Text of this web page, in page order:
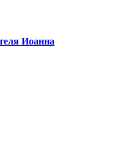
Иоанна